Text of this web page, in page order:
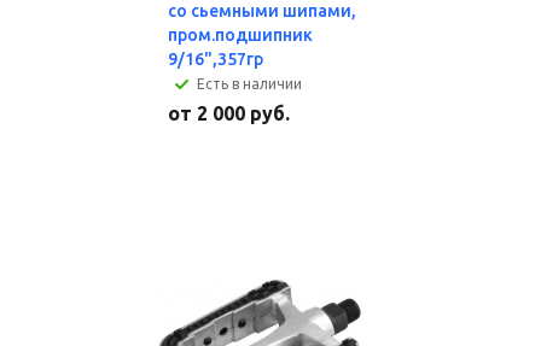
со сьемными шипами,
пром.подшипник
9/16",357гр
Есть в наличии
от 2 000 руб.